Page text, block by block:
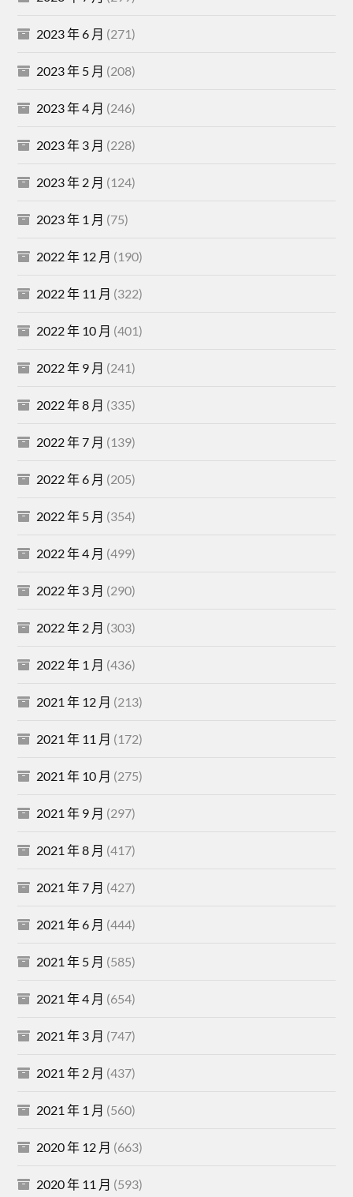
2023 年 6 月 (271)
2023 年 5 月 (208)
2023 年 4 月 (246)
2023 年 3 月 (228)
2023 年 2 月 (124)
2023 年 1 月 (75)
2022 年 12 月 (190)
2022 年 11 月 (322)
2022 年 10 月 (401)
2022 年 9 月 (241)
2022 年 8 月 (335)
2022 年 7 月 (139)
2022 年 6 月 (205)
2022 年 5 月 (354)
2022 年 4 月 (499)
2022 年 3 月 (290)
2022 年 2 月 (303)
2022 年 1 月 (436)
2021 年 12 月 (213)
2021 年 11 月 (172)
2021 年 10 月 (275)
2021 年 9 月 (297)
2021 年 8 月 (417)
2021 年 7 月 (427)
2021 年 6 月 (444)
2021 年 5 月 (585)
2021 年 4 月 (654)
2021 年 3 月 (747)
2021 年 2 月 (437)
2021 年 1 月 (560)
2020 年 12 月 (663)
2020 年 11 月 (593)